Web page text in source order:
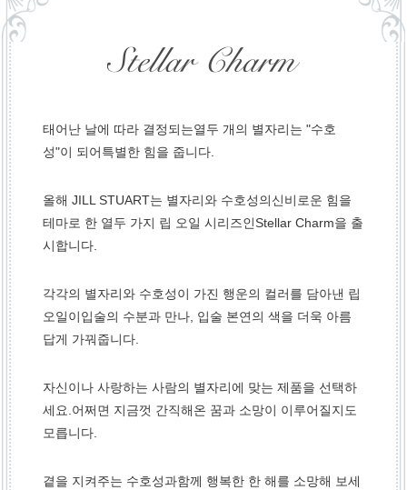
태어난 날에 따라 결정되는열두 개의 별자리는 "수호
성"이 되어특별한 힘을 줍니다.
올해 JILL STUART는 별자리와 수호성의신비로운 힘을
테마로 한 열두 가지 립 오일 시리즈인Stellar Charm을 출
시합니다.
각각의 별자리와 수호성이 가진 행운의 컬러를 담아낸 립
오일이입술의 수분과 만나, 입술 본연의 색을 더욱 아름
답게 가꿔줍니다.
자신이나 사랑하는 사람의 별자리에 맞는 제품을 선택하
세요.어쩌면 지금껏 간직해온 꿈과 소망이 이루어질지도
모릅니다.
곁을 지켜주는 수호성과함께 행복한 한 해를 소망해 보세